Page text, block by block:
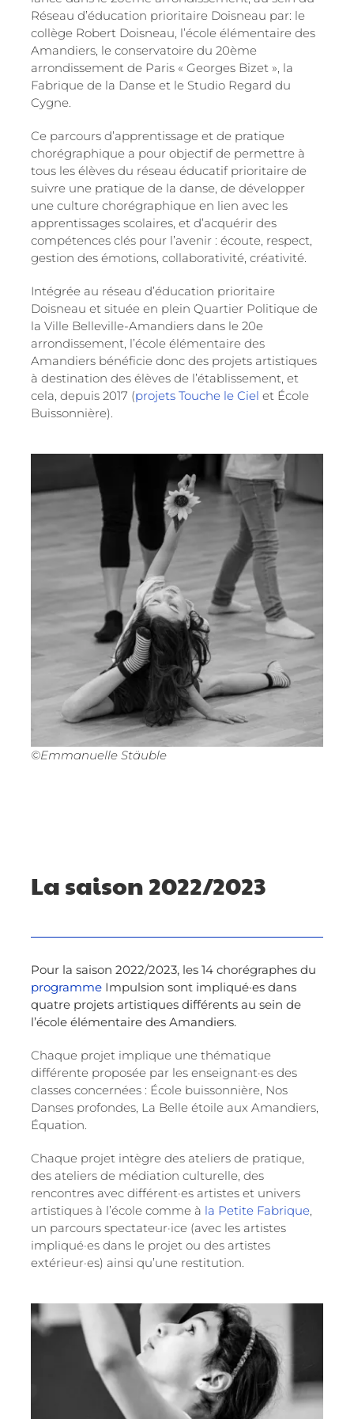
Réseau d’éducation prioritaire Doisneau par: le
collège Robert Doisneau, l’école élémentaire des
Amandiers, le conservatoire du 20ème
arrondissement de Paris « Georges Bizet », la
Fabrique de la Danse et le Studio Regard du
Cygne.
Ce parcours d’apprentissage et de pratique
chorégraphique a pour objectif de permettre à
tous les élèves du réseau éducatif prioritaire de
suivre une pratique de la danse, de développer
une culture chorégraphique en lien avec les
apprentissages scolaires, et d’acquérir des
compétences clés pour l’avenir : écoute, respect,
gestion des émotions, collaborativité, créativité.
Intégrée au réseau d’éducation prioritaire
Doisneau et située en plein Quartier Politique de
la Ville Belleville-Amandiers dans le 20e
arrondissement, l’école élémentaire des
Amandiers bénéficie donc des projets artistiques
à destination des élèves de l’établissement, et
cela, depuis 2017 (projets Touche le Ciel et École
Buissonnière).
©Emmanuelle Stäuble
La saison 2022/2023
Pour la saison 2022/2023, les 14 chorégraphes du
programme Impulsion sont impliqué·es dans
quatre projets artistiques différents au sein de
l’école élémentaire des Amandiers.
Chaque projet implique une thématique
différente proposée par les enseignant·es des
classes concernées : École buissonnière, Nos
Danses profondes, La Belle étoile aux Amandiers,
Équation.
Chaque projet intègre des ateliers de pratique,
des ateliers de médiation culturelle, des
rencontres avec différent·es artistes et univers
artistiques à l’école comme à la Petite Fabrique,
un parcours spectateur·ice (avec les artistes
impliqué·es dans le projet ou des artistes
extérieur·es) ainsi qu’une restitution.